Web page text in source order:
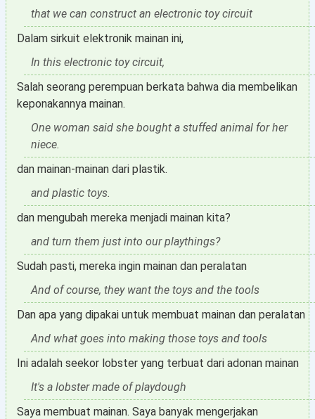
that we can construct an electronic toy circuit
Dalam sirkuit elektronik mainan ini,
In this electronic toy circuit,
Salah seorang perempuan berkata bahwa dia membelikan
keponakannya mainan.
One woman said she bought a stuffed animal for her
niece.
dan mainan-mainan dari plastik.
and plastic toys.
dan mengubah mereka menjadi mainan kita?
and turn them just into our playthings?
Sudah pasti, mereka ingin mainan dan peralatan
And of course, they want the toys and the tools
Dan apa yang dipakai untuk membuat mainan dan peralatan
And what goes into making those toys and tools
Ini adalah seekor lobster yang terbuat dari adonan mainan
It's a lobster made of playdough
Saya membuat mainan. Saya banyak mengerjakan